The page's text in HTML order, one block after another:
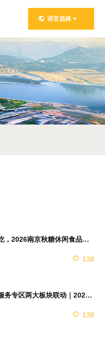
语言选择
万亿赛道一站通吃，2026南京秋糖休闲食品展区4万㎡超大展馆等你来占位
138
健康食品及科技服务专区两大板块联动｜2026南京秋糖实现双向赋能助力企业对接技术资源
138